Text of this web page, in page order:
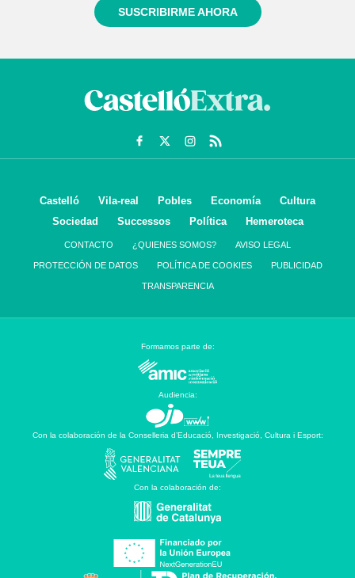
SUSCRIBIRME AHORA
Castelló Vila-real Pobles Economía
Cultura
Sociedad
Successos Política Hemeroteca
CONTACTO ¿QUIENES SOMOS? AVISO LEGAL
PROTECCIÓN DE DATOS POLÍTICA DE COOKIES PUBLICIDAD
TRANSPARENCIA
Formamos parte de:
Audiencia:
Con la colaboración de la Conselleria d’Educació, Investigació, Cultura i Esport:
Con la colaboración de: